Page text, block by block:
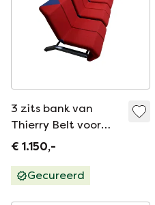
3 zits bank van
Thierry Belt voor
Artifort, jaren 80
€ 1.150,-
Gecureerd